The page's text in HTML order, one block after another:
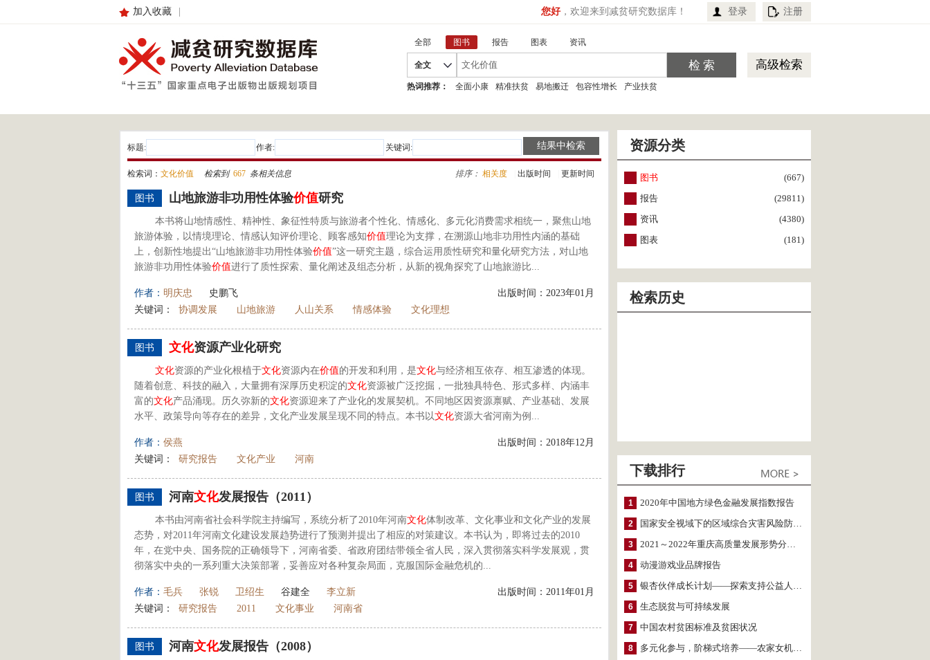
加入收藏 登录 注册
您好 ，欢迎来到减贫研究数据库！
全部 图书 报告 图表 资讯
全文 高级检索
热词推荐： 全面小康 精准扶贫 易地搬迁 包容性增长 产业扶贫
标题: 作者: 关键词:
排序： 相关度 出版时间 更新时间
检索词： 文化价值 检索到 667 条相关信息
图书 山地旅游非功用性体验价值研究
本书将山地情感性、精神性、象征性特质与旅游者个性化、情感化、多元化消费需求相统一，聚焦山地
旅游体验，以情境理论、情感认知评价理论、顾客感知价值理论为支撑，在溯源山地非功用性内涵的基础
上，创新性地提出“山地旅游非功用性体验价值”这一研究主题，综合运用质性研究和量化研究方法，对山地
旅游非功用性体验价值进行了质性探索、量化阐述及组态分析，从新的视角探究了山地旅游比...
作者： 明庆忠 史鹏飞
出版时间：2023年01月
关键词：
协调发展 山地旅游 人山关系 情感体验 文化理想
图书 文化资源产业化研究
文化资源的产业化根植于文化资源内在价值的开发和利用，是文化与经济相互依存、相互渗透的体现。
随着创意、科技的融入，大量拥有深厚历史积淀的文化资源被广泛挖掘，一批独具特色、形式多样、内涵丰
富的文化产品涌现。历久弥新的文化资源迎来了产业化的发展契机。不同地区因资源禀赋、产业基础、发展
水平、政策导向等存在的差异，文化产业发展呈现不同的特点。本书以文化资源大省河南为例...
作者： 侯燕
出版时间：2018年12月
关键词：
研究报告 文化产业 河南
图书 河南文化发展报告（2011）
本书由河南省社会科学院主持编写，系统分析了2010年河南文化体制改革、文化事业和文化产业的发展
态势，对2011年河南文化建设发展趋势进行了预测并提出了相应的对策建议。本书认为，即将过去的2010
年，在党中央、国务院的正确领导下，河南省委、省政府团结带领全省人民，深入贯彻落实科学发展观，贯
彻落实中央的一系列重大决策部署，妥善应对各种复杂局面，克服国际金融危机的...
作者： 毛兵 张锐 卫绍生 谷建全 李立新
出版时间：2011年01月
关键词：
研究报告 2011 文化事业 河南省
图书 河南文化发展报告（2008）
资源分类
图书
(667)
报告
(29811)
资讯
(4380)
图表
(181)
检索历史
下载排行
1 2020年中国地方绿色金融发展指数报告
2 国家安全视域下的区域综合灾害风险防范与风险融资战略思考
3 2021～2022年重庆高质量发展形势分析与预测
4 动漫游戏业品牌报告
5 银杏伙伴成长计划——探索支持公益人才的路径
6 生态脱贫与可持续发展
7 中国农村贫困标准及贫困状况
8 多元化参与，阶梯式培养——农家女机构农村妇女参政项目介绍